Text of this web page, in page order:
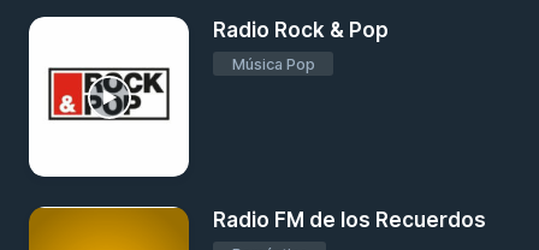
Radio Rock & Pop
Música Pop
Radio FM de los Recuerdos